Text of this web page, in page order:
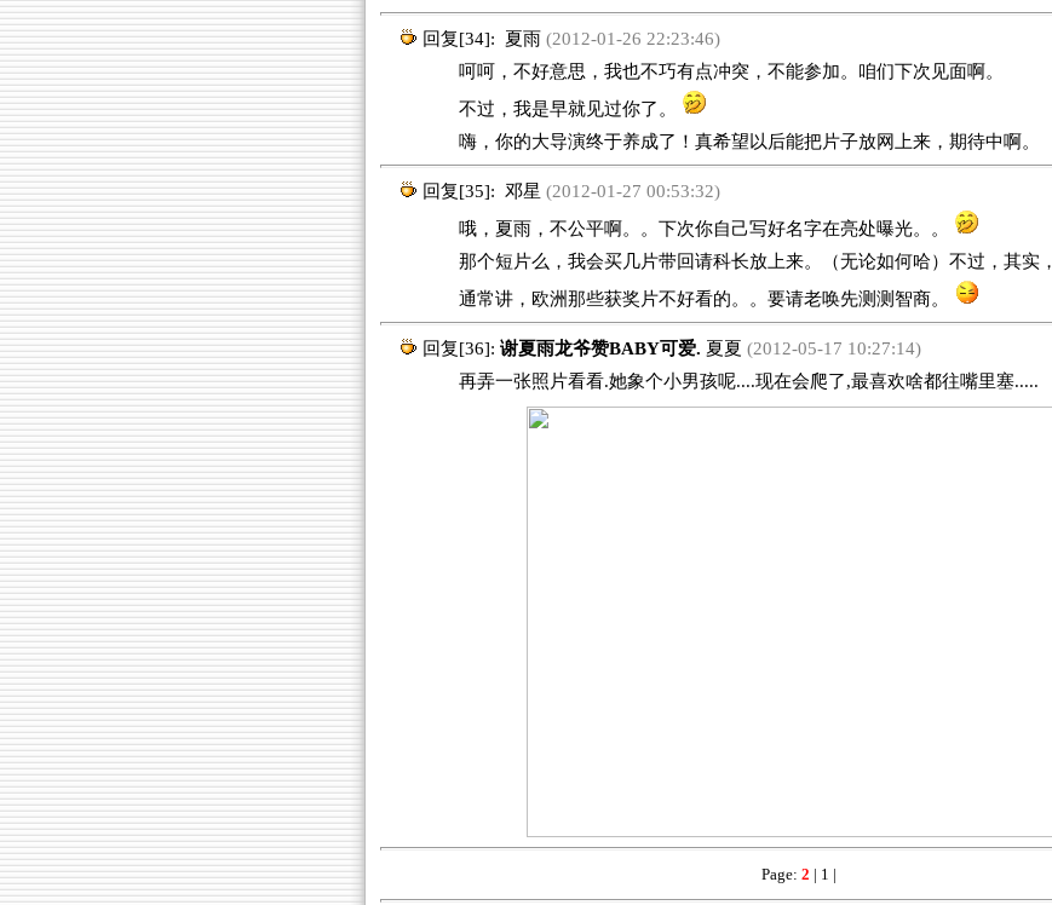
回复[34]: 夏雨(2012-01-26 22:23:46)
呵呵，不好意思，我也不巧有点冲突，不能参加。咱们下次见面啊。
不过，我是早就见过你了。
嗨，你的大导演终于养成了！真希望以后能把片子放网上来，期待中啊。
回复[35]: 邓星 (2012-01-27 00:53:32)
哦，夏雨，不公平啊。。下次你自己写好名字在亮处曝光。。
那个短片么，我会买几片带回请科长放上来。（无论如何哈）不过，其实，
通常讲，欧洲那些获奖片不好看的。。要请老唤先测测智商。
回复[36]: 谢夏雨龙爷赞BABY可爱. 夏夏 (2012-05-17 10:27:14)
再弄一张照片看看.她象个小男孩呢....现在会爬了,最喜欢啥都往嘴里塞.....
Page: 2 1